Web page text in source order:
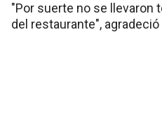
"Por suerte no se llevaron
del restaurante",